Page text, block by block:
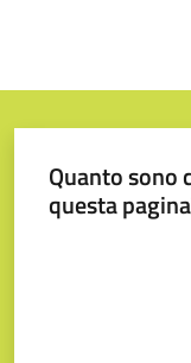
Quanto sono
questa